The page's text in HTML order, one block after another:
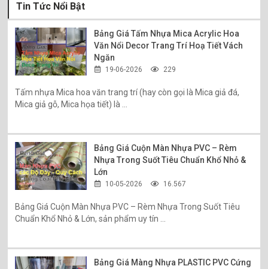
Tin Tức Nổi Bật
Bảng Giá Tấm Nhựa Mica Acrylic Hoa
Văn Nổi Decor Trang Trí Hoạ Tiết Vách
Ngăn
19-06-2026 229
Tấm nhựa Mica hoa văn trang trí (hay còn gọi là Mica giả đá,
Mica giả gỗ, Mica họa tiết) là ...
Bảng Giá Cuộn Màn Nhựa PVC – Rèm
Nhựa Trong Suốt Tiêu Chuẩn Khổ Nhỏ &
Lớn
10-05-2026 16.567
Bảng Giá Cuộn Màn Nhựa PVC – Rèm Nhựa Trong Suốt Tiêu
Chuẩn Khổ Nhỏ & Lớn, sản phẩm uy tín ...
Bảng Giá Màng Nhựa PLASTIC PVC Cứng